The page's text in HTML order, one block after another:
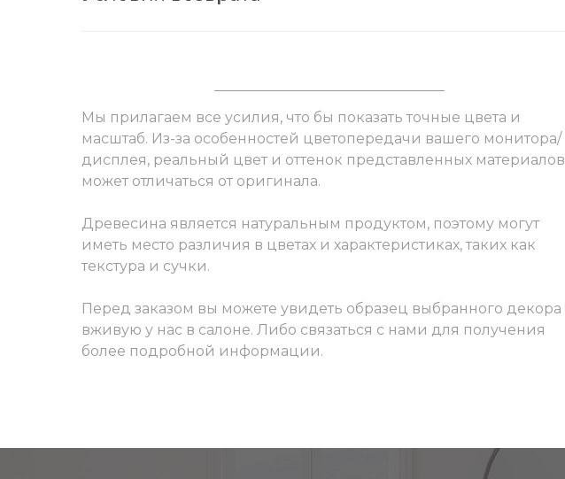
Мы прилагаем все усилия, что бы показать точные цвета и
масштаб. Из-за особенностей цветопередачи вашего монитора/
дисплея, реальный цвет и оттенок представленных материалов
может отличаться от оригинала.
Древесина является натуральным продуктом, поэтому могут
иметь место различия в цветах и характеристиках, таких как
текстура и сучки.
Перед заказом вы можете увидеть образец выбранного декора
вживую у нас в салоне. Либо связаться с нами для получения
более подробной информации.